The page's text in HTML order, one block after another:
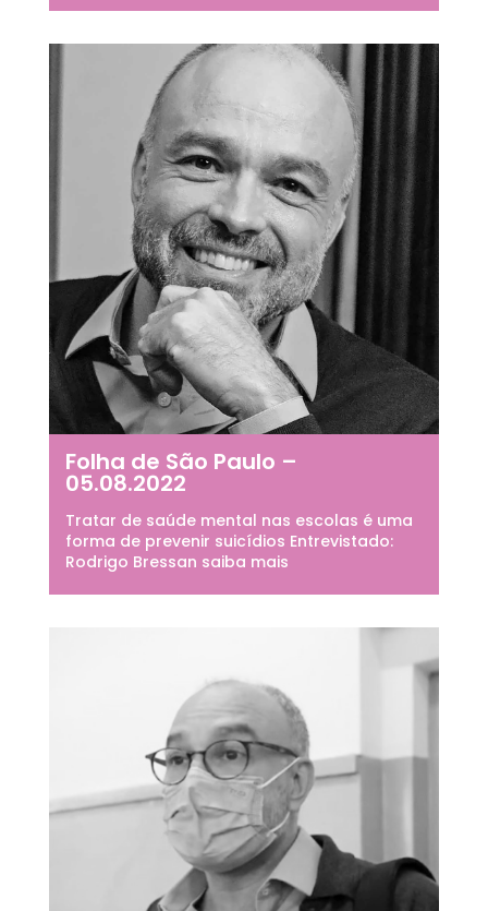
Folha de São Paulo –
05.08.2022
Tratar de saúde mental nas escolas é uma
forma de prevenir suicídios Entrevistado:
Rodrigo Bressan saiba mais